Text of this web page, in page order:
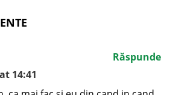
14:41
Răspunde